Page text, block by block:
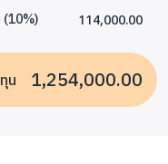
(10%) 114,000.00
น 1,254,000.00